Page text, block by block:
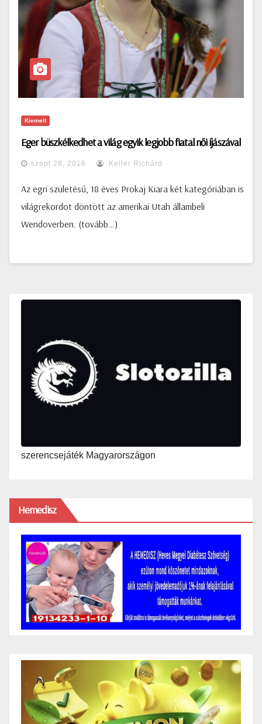
Kiemelt
Eger büszkélkedhet a világ egyik legjobb fiatal női íjászával
szept 28, 2016 Keller Richárd
Az egri születésű, 18 éves Prokaj Kiara két kategóriában is
világrekordot döntött az amerikai Utah állambeli
Wendoverben. (tovább…)
szerencsejáték Magyarországon
Hemedisz